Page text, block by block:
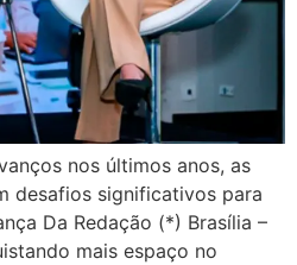
nos últimos anos, as
desafios significativos para
Da Redação (*) Brasília –
mais espaço no